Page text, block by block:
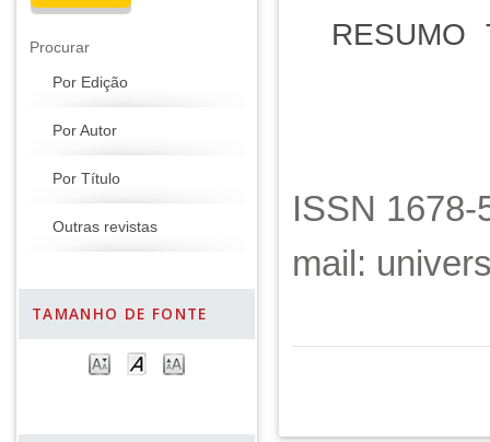
Procurar
Por Edição
Por Autor
Por Título
Outras revistas
TAMANHO DE FONTE
RESUMO
ISSN
mail: